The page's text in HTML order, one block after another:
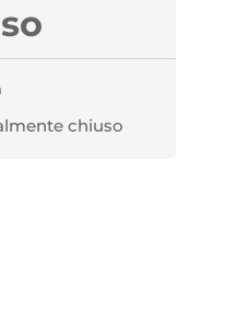
chiuso